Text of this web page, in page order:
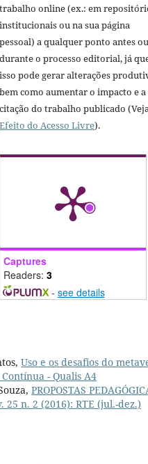
trabalho online (ex.: em
institucionais ou na sua página
pessoal) a qualquer ponto antes ou
durante o processo editorial, já
isso pode gerar alterações
bem como aumentar o impacto e a
citação do trabalho publicado
Efeito do Acesso Livre).
Captures
Readers: 3
- see details
Uso e os desafios do
- Qualis A4
PROPOSTAS
25 n. 2 (2016): RTE (jul.-dez.)